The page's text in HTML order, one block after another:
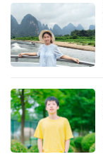
相亲
汽车
房产
消费
创意